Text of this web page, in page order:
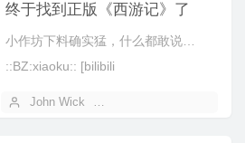
终于找到正版《西游记》了
小作坊下料确实猛，什么都敢说…
::BZ:xiaoku:: [bilibili
John Wick